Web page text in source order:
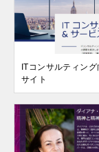
ITコンサルティン
サイト